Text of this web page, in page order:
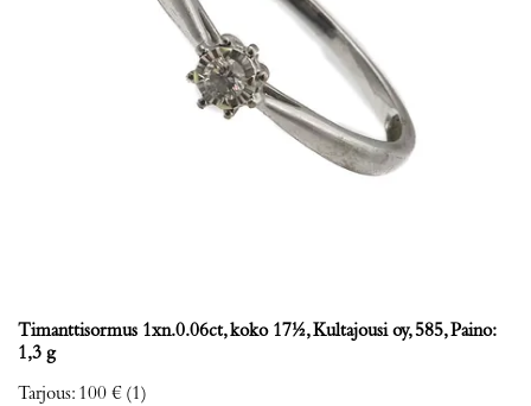
Timanttisormus 1xn.0.06ct, koko 17½, Kultajousi oy, 585, Paino:
1,3 g
Tarjous: 100 € (1)